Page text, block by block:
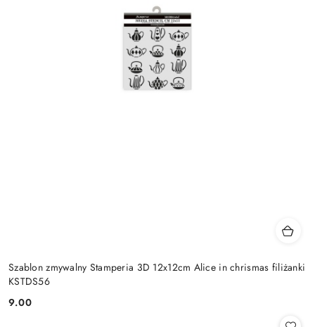
Szablon zmywalny Stamperia 3D 12x12cm Alice in chrismas filiżanki
KSTDS56
Cena:
9.00